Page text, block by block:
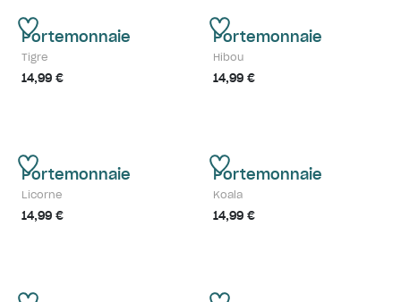
Portemonnaie
Tigre
14,99 €
Portemonnaie
Hibou
14,99 €
Portemonnaie
Licorne
14,99 €
Portemonnaie
Koala
14,99 €